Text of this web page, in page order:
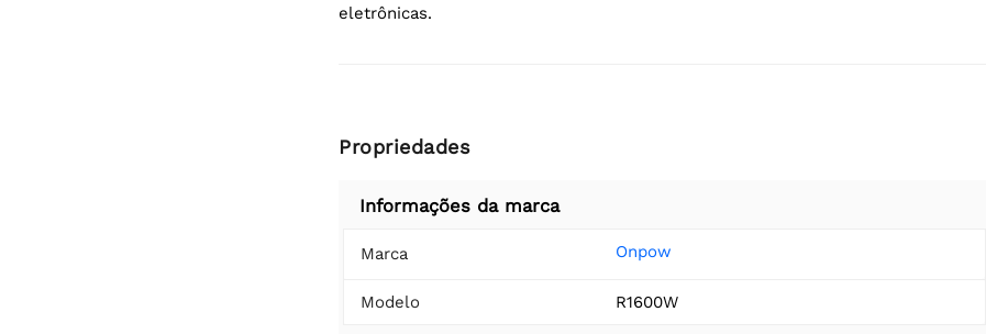
eletrônicas.
Propriedades
Informações da marca
Marca Onpow
Modelo R1600W